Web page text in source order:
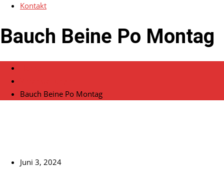
Kontakt
Bauch Beine Po Montag
Bauch Beine Po Montag
Juni 3, 2024